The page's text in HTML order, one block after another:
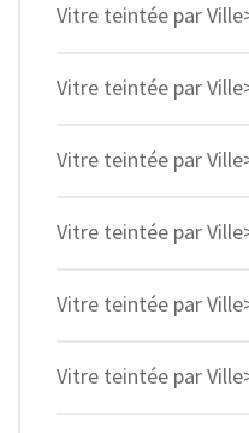
Vitre teintée par
Vitre teintée par
Vitre teintée par
Vitre teintée par
Vitre teintée par
Vitre teintée par